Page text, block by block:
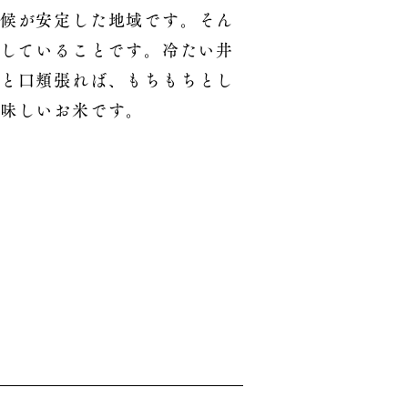
が安定した地域です。そん
ていることです。冷たい井
口頬張れば、もちもちとし
しいお米です。